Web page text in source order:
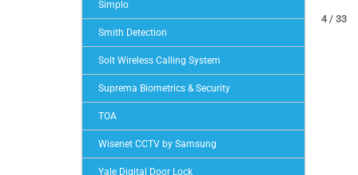
Simplo
Smith Detection
Solt Wireless Calling System
Suprema Biometrics & Security
TOA
Wisenet CCTV by Samsung
Yale Digital Door Lock
4 / 33